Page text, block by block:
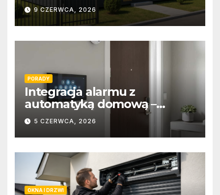
9 CZERWCA, 2026
PORADY
Integracja alarmu z
automatyką domową –
wygoda i bezpieczeństwo
5 CZERWCA, 2026
OKNA I DRZWI